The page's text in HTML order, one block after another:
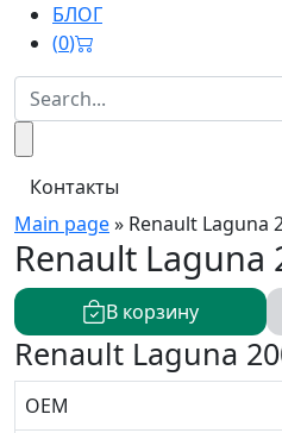
БЛОГ
(0)
Контакты
Main page» Renault Laguna
Renault Laguna
В корзину
Renault Laguna
OEM